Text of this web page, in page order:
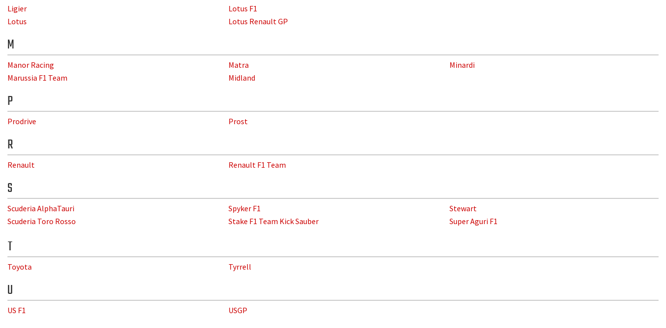
Ligier
Lotus
Lotus F1
Lotus Renault GP
M
Manor Racing
Marussia F1 Team
Matra
Midland
Minardi
P
Prodrive Prost
R
Renault Renault F1 Team
S
Scuderia AlphaTauri
Scuderia Toro Rosso
Spyker F1
Stake F1 Team Kick Sauber
Stewart
Super Aguri F1
T
Toyota Tyrrell
U
US F1 USGP